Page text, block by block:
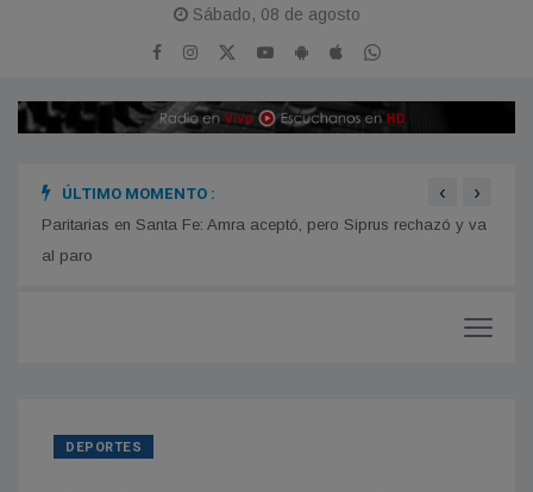
Sábado, 08 de agosto
ÚLTIMO MOMENTO :
Paritarias en Santa Fe: Amra aceptó, pero Siprus rechazó y va
al paro
‹ ›
DEPORTES